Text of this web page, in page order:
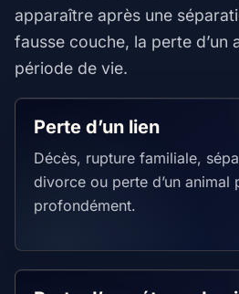
apparaître après une
fausse couche, la perte d’un
période de vie.
Perte d’un lien
Décès, rupture familiale,
divorce ou perte d’un animal
profondément.